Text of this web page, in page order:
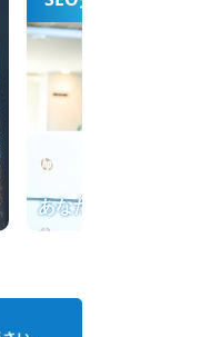
」で検
策の
ワー
加！あなたの会社専用